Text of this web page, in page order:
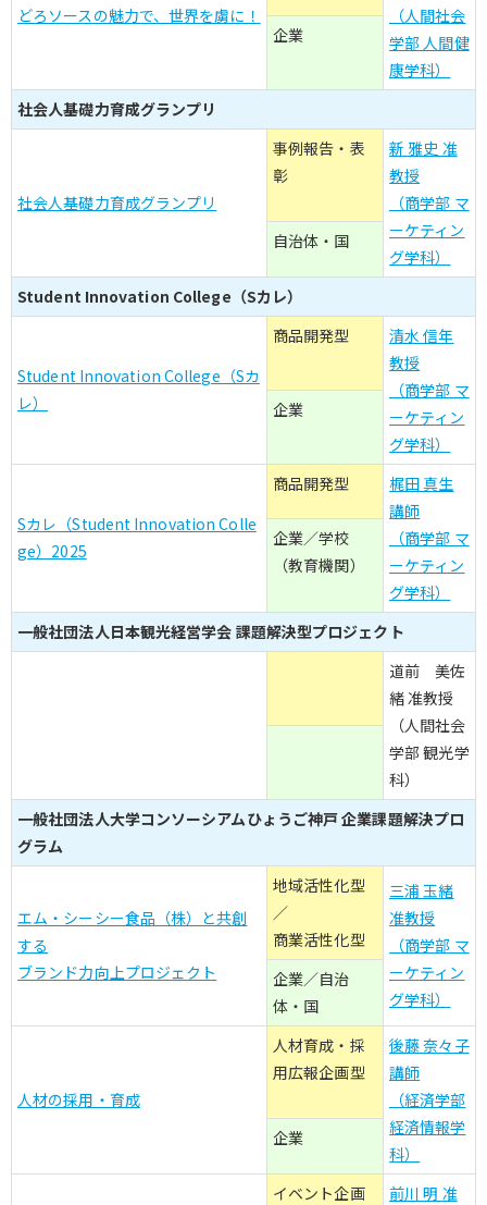
どろソースの魅力で、世界を虜に！
（人間社会
学部 人間健
康学科）
企業
社会人基礎力育成グランプリ
社会人基礎力育成グランプリ
事例報告・表
彰
新 雅史 准
教授
（商学部 マ
ーケティン
グ学科）
自治体・国
Student Innovation College（Sカレ）
Student Innovation College（Sカ
レ）
商品開発型
清水 信年
教授
（商学部 マ
ーケティン
グ学科）
企業
Sカレ（Student Innovation Colle
ge）2025
商品開発型
梶田 真生
講師
（商学部 マ
ーケティン
グ学科）
企業／学校
（教育機関）
一般社団法人日本観光経営学会 課題解決型プロジェクト
道前 美佐
緒 准教授
（人間社会
学部 観光学
科）
一般社団法人大学コンソーシアムひょうご神戸 企業課題解決プロ
グラム
エム・シーシー食品（株）と共創
する
ブランド力向上プロジェクト
地域活性化型
／
商業活性化型
三浦 玉緒
准教授
（商学部 マ
ーケティン
グ学科）
企業／自治
体・国
人材の採用・育成
人材育成・採
用広報企画型
後藤 奈々子
講師
（経済学部
経済情報学
科）
企業
イベント企画
前川 明 准